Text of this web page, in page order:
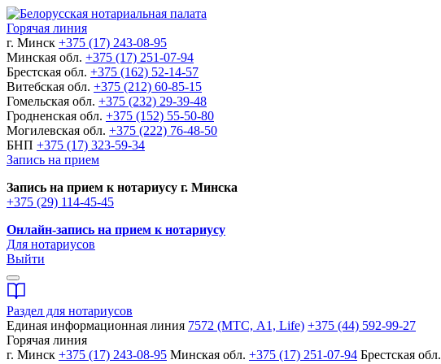
Горячая линия
г. Минск +375 (17) 243-08-95
Минская обл. +375 (17) 251-07-94
Брестская обл. +375 (162) 52-14-57
Витебская обл. +375 (212) 60-85-15
Гомельская обл. +375 (232) 29-39-48
Гродненская обл. +375 (152) 55-50-80
Могилевская обл. +375 (222) 76-48-50
БНП +375 (17) 323-59-34
Запись на прием
Запись на прием к нотариусу г. Минска
+375 (29) 114-45-45
Онлайн-запись на прием к нотариусу
Для нотариусов
Выйти
Раздел для нотариусов
Единая информационная линия 7572 (МТС, A1, Life) +375 (44) 592-99-27
Горячая линия
г. Минск +375 (17) 243-08-95 Минская обл. +375 (17) 251-07-94 Брестская обл.